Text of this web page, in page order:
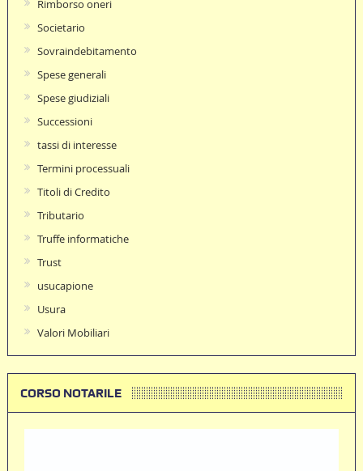
Rimborso oneri
Societario
Sovraindebitamento
Spese generali
Spese giudiziali
Successioni
tassi di interesse
Termini processuali
Titoli di Credito
Tributario
Truffe informatiche
Trust
usucapione
Usura
Valori Mobiliari
CORSO NOTARILE